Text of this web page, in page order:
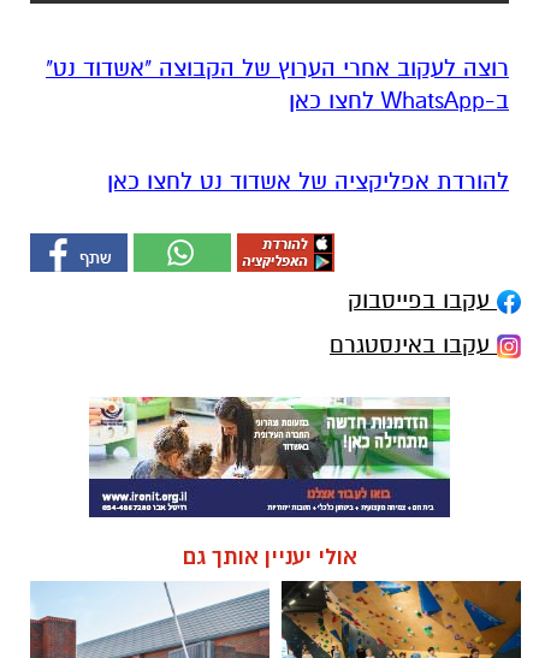
רוצה לעקוב אחרי הערוץ של הקבוצה "אשדוד נט"
ב-WhatsApp לחצו כאן
להורדת אפליקציה של אשדוד נט לחצו כאן
עקבו בפייסבוק
עקבו באינסטגרם
אולי יעניין אותך גם